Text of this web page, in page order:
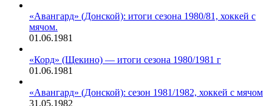
«Авангард» (Донской): итоги сезона 1980/81, хоккей с
мячом.
01.06.1981
«Корд» (Щекино) — итоги сезона 1980/1981 г
01.06.1981
«Авангард» (Донской): сезон 1981/1982, хоккей с мячом
31.05.1982